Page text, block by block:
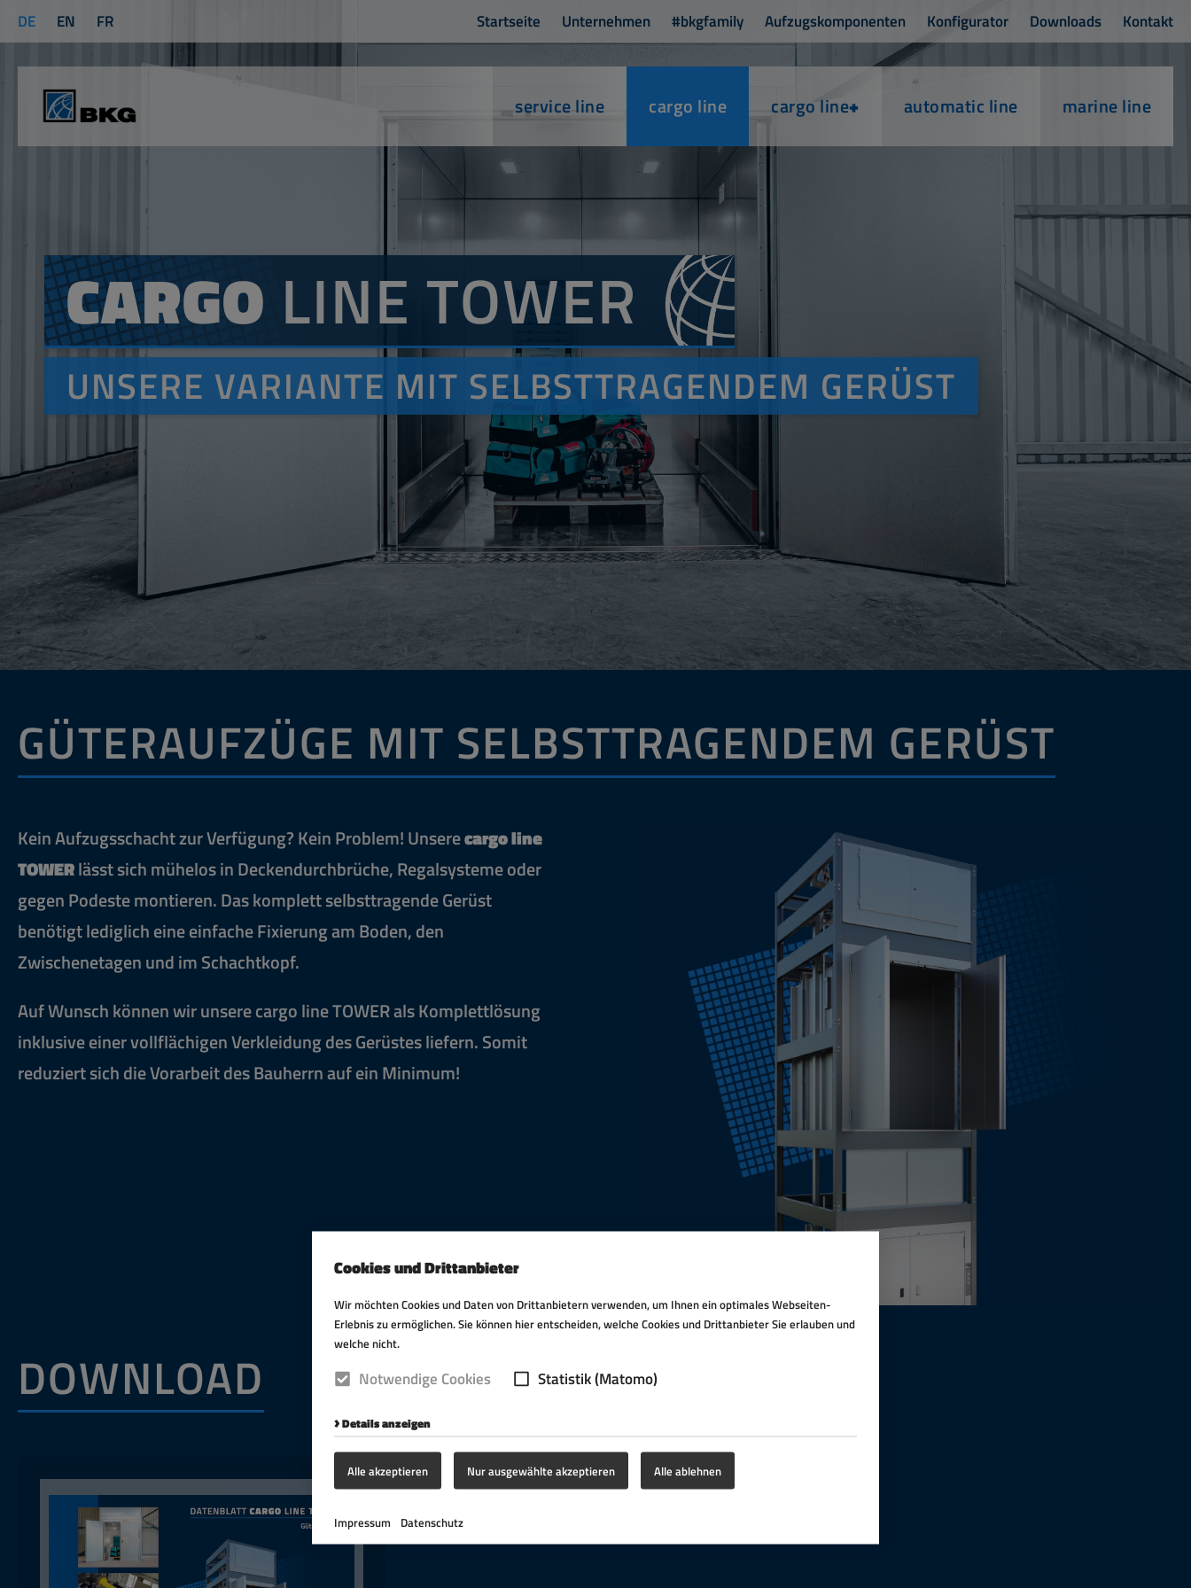
Cookies und Drittanbieter
Wir möchten Cookies und Daten von Drittanbietern verwenden, um Ihnen ein optimales Webseiten-
Erlebnis zu ermöglichen. Sie können hier entscheiden, welche Cookies und Drittanbieter Sie erlauben und
welche nicht.
Notwendige Cookies Statistik (Matomo)
Details anzeigen
Alle akzeptieren Nur ausgewählte akzeptieren Alle ablehnen
Impressum Datenschutz
DE EN FR Startseite Unternehmen #bkgfamily Aufzugskomponenten Konfigurator Downloads Kontakt
service line cargo line cargo line+ automatic line marine line
CARGO LINE TOWER
UNSERE VARIANTE MIT SELBSTTRAGENDEM GERÜST
GÜTERAUFZÜGE MIT SELBSTTRAGENDEM GERÜST
Kein Aufzugsschacht zur Verfügung? Kein Problem! Unserecargo line
TOWERlässt sich mühelos in Deckendurchbrüche, Regalsysteme oder
gegen Podeste montieren. Das komplett selbsttragende Gerüst
benötigt lediglich eine einfache Fixierung am Boden, den
Zwischenetagen und im Schachtkopf.
Auf Wunsch können wir unsere cargo line TOWER als Komplettlösung
inklusive einer vollflächigen Verkleidung des Gerüstes liefern. Somit
reduziert sich die Vorarbeit des Bauherrn auf ein Minimum!
DOWNLOAD